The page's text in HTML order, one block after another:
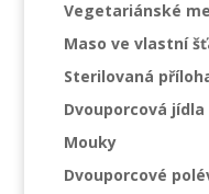
Vegetariánské
Maso ve vlastní
Sterilovaná
Dvouporcová jídla
Mouky
Dvouporcové